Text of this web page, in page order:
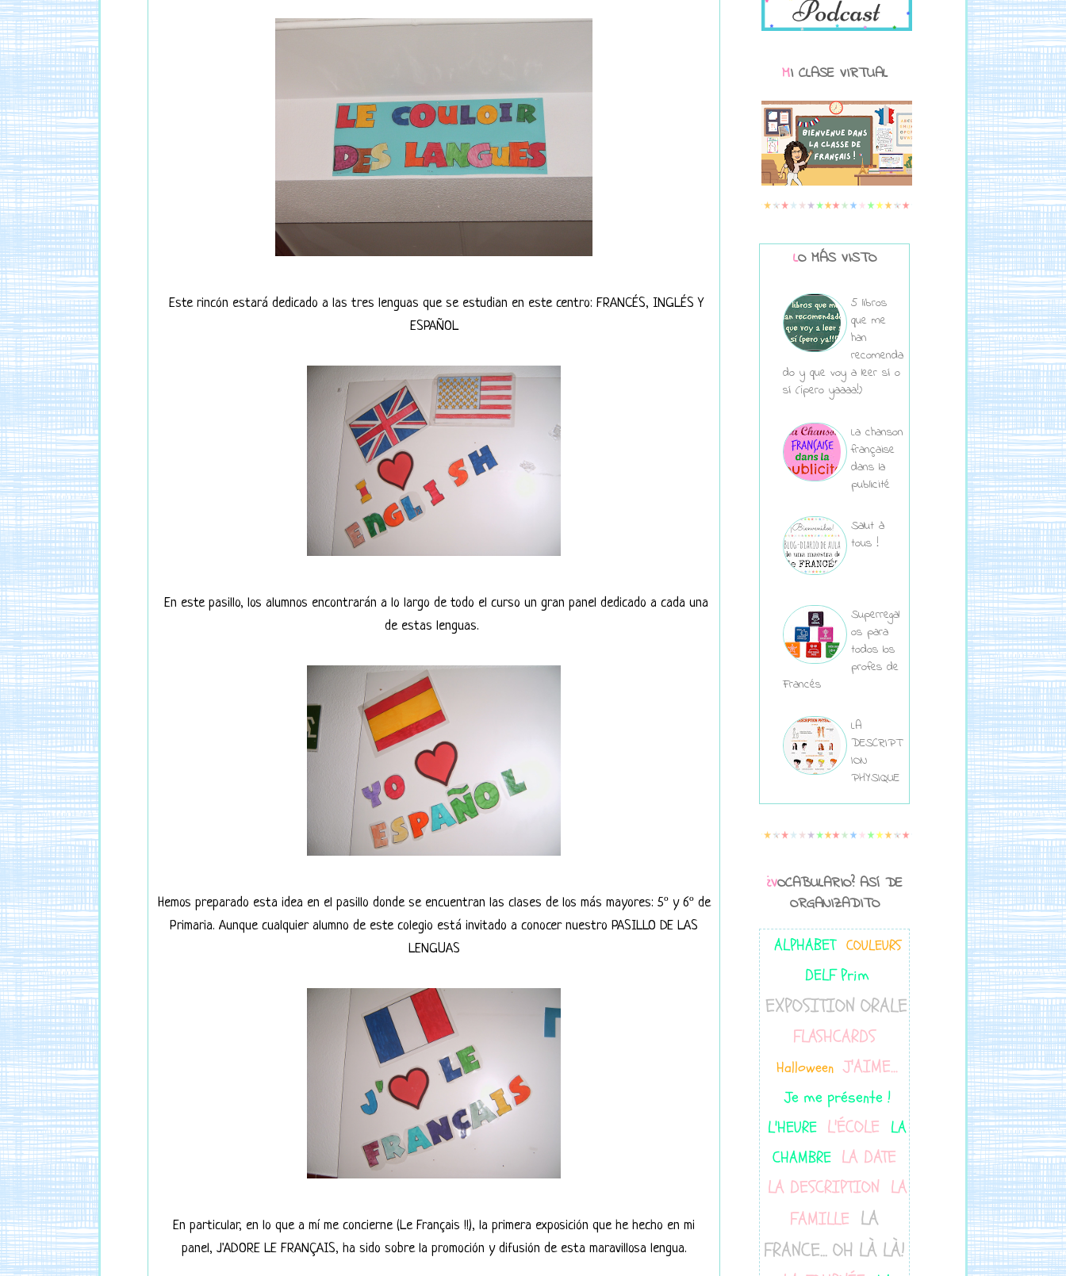
Este rincón estará dedicado a las tres lenguas que se estudian en este centro: FRANCÉS, INGLÉS Y
ESPAÑOL
En este pasillo, los alumnos encontrarán a lo largo de todo el curso un gran panel dedicado a cada una
de estas lenguas.
Hemos preparado esta idea en el pasillo donde se encuentran las clases de los más mayores: 5º y 6º de
Primaria. Aunque cualquier alumno de este colegio está invitado a conocer nuestro PASILLO DE LAS
LENGUAS
En particular, en lo que a mí me concierne (Le Français !!), la primera exposición que he hecho en mi
panel, J'ADORE LE FRANÇAIS, ha sido sobre la promoción y difusión de esta maravillosa lengua.
MI CLASE VIRTUAL
LO MÁS VISTO
5 libros
que me
han
recomenda
do y que voy a leer sí o
sí (¡pero yaaaa!)
La chanson
française
dans la
publicité
Salut à
tous !
Superregal
os para
todos los
profes de
Francés
LA
DESCRIPT
ION
PHYSIQUE
¿VOCABULARIO? ASÍ DE
ORGANIZADITO
ALPHABET COULEURS
DELF Prim
EXPOSITION ORALE
FLASHCARDS
Halloween J'AIME...
Je me présente !
L'HEURE L'ÉCOLE LA
CHAMBRE LA DATE
LA DESCRIPTION LA
FAMILLE LA
FRANCE... OH LÀ LÀ!